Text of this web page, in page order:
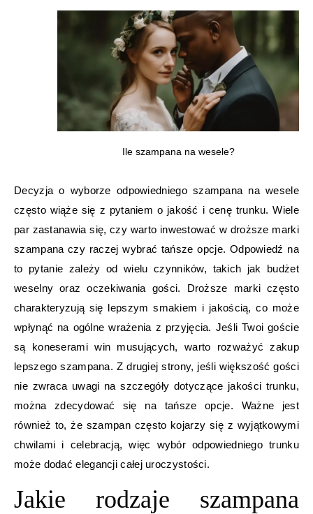
Ile szampana na wesele?
Decyzja o wyborze odpowiedniego szampana na wesele
często wiąże się z pytaniem o jakość i cenę trunku. Wiele
par zastanawia się, czy warto inwestować w droższe marki
szampana czy raczej wybrać tańsze opcje. Odpowiedź na
to pytanie zależy od wielu czynników, takich jak budżet
weselny oraz oczekiwania gości. Droższe marki często
charakteryzują się lepszym smakiem i jakością, co może
wpłynąć na ogólne wrażenia z przyjęcia. Jeśli Twoi goście
są koneserami win musujących, warto rozważyć zakup
lepszego szampana. Z drugiej strony, jeśli większość gości
nie zwraca uwagi na szczegóły dotyczące jakości trunku,
można zdecydować się na tańsze opcje. Ważne jest
również to, że szampan często kojarzy się z wyjątkowymi
chwilami i celebracją, więc wybór odpowiedniego trunku
może dodać elegancji całej uroczystości.
Jakie rodzaje szampana